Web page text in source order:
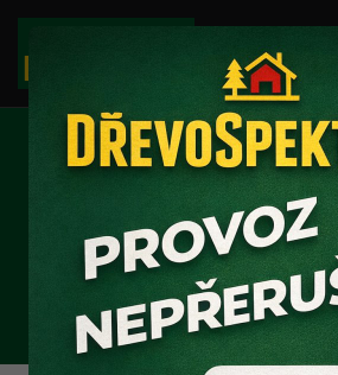
PRAHY
DUBOVÉ/